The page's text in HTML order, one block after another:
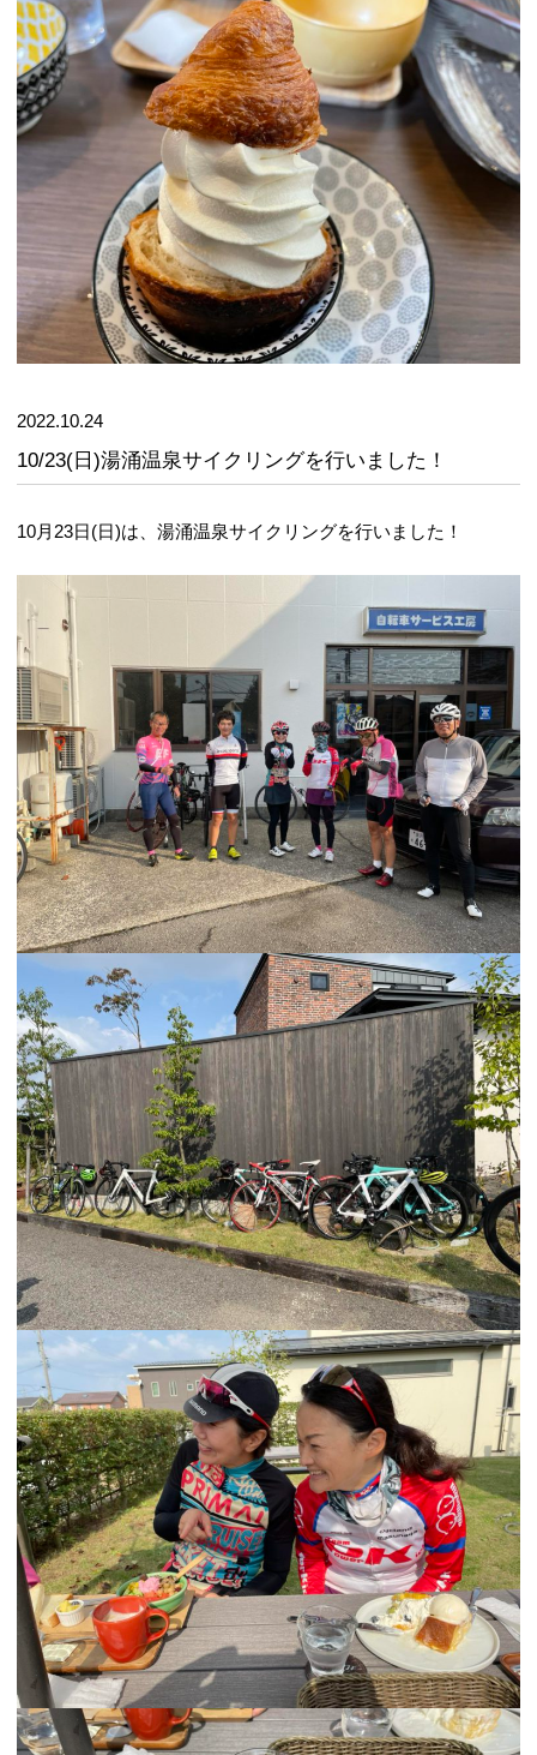
2022.10.24
10/23(日)湯涌温泉サイクリングを行いました！
10月23日(日)は、湯涌温泉サイクリングを行いました！